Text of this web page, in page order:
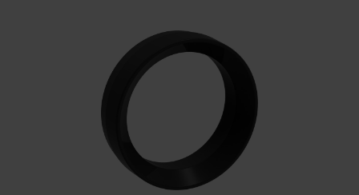
Login
HÄNDLERSUCHE